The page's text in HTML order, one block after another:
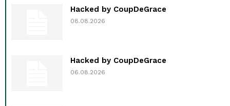
Hacked by CoupDeGrace
08.08.2026
Hacked by CoupDeGrace
06.08.2026